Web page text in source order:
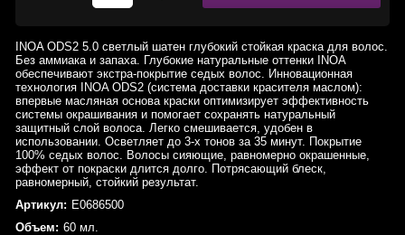
INOA ODS2 5.0 светлый шатен глубокий стойкая краска для волос.
Без аммиака и запаха. Глубокие натуральные оттенки INOA
обеспечивают экстра-покрытие седых волос. Инновационная
технология INOA ODS2 (система доставки красителя маслом):
впервые масляная основа краски оптимизирует эффективность
системы окрашивания и помогает сохранять натуральный
защитный слой волоса. Легко смешивается, удобен в
использовании. Осветляет до 3-х тонов за 35 минут. Покрытие
100% седых волос. Волосы сияющие, равномерно окрашенные,
эффект от покраски длится долго. Потрясающий блеск,
равномерный, стойкий результат.
Артикул: E0686500
Объем: 60 мл.